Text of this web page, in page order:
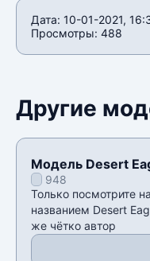
Дата: 10-01-2021,
Просмотры: 488
Другие
Модель Desert
v34948
Только посмотрите
названием Desert
же чётко автор